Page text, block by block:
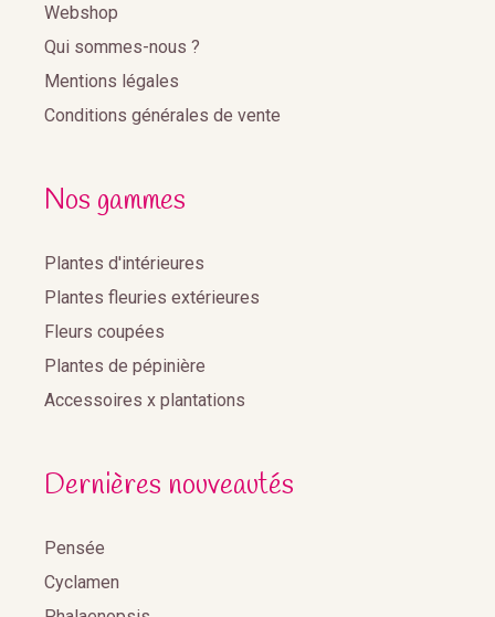
Webshop
Qui sommes-nous ?
Mentions légales
Conditions générales de vente
Nos gammes
Plantes d'intérieures
Plantes fleuries extérieures
Fleurs coupées
Plantes de pépinière
Accessoires x plantations
Dernières nouveautés
Pensée
Cyclamen